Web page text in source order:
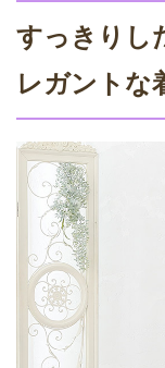
すっきりし
レガントな